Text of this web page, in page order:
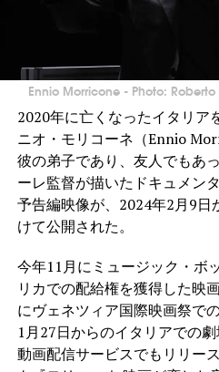
Ennio Morricone - Photo:
2020年に亡くなったイタリア
ニオ・モリコーネ（Ennio
彼の弟子であり、友人でもあ
ーレ監督が描いたドキュメン
予告編映像が、2024年2月9日
けて公開された。
今年11月にミュージック・ボ
リカでの配給権を獲得した映
にヴェネツィア国際映画祭で
1月27日からのイタリアでの
動画配信サービスでもリリー